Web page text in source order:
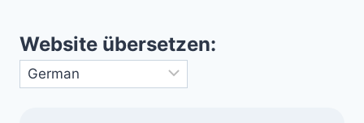
IN
Website übersetzen: